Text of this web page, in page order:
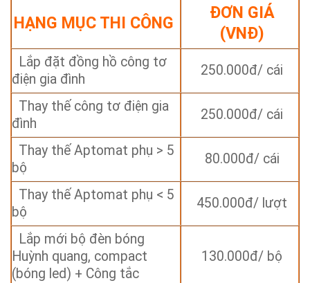
HẠNG MỤC THI CÔNG
ĐƠN GIÁ
(VNĐ)
Lắp đặt đồng hồ công tơ
điện gia đình
250.000đ/ cái
Thay thế công tơ điện gia
đình
250.000đ/ cái
Thay thế Aptomat phụ > 5
bộ
80.000đ/ cái
Thay thế Aptomat phụ < 5
bộ
450.000đ/ lượt
Lắp mới bộ đèn bóng
Huỳnh quang, compact
(bóng led) + Công tắc
130.000đ/ bộ